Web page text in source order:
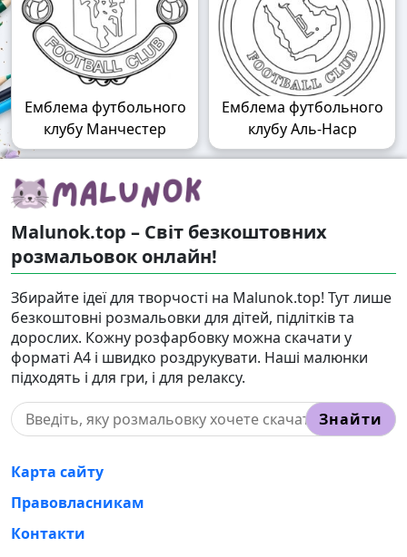
Емблема футбольного
клубу Манчестер
Емблема футбольного
клубу Аль-Наср
Malunok.top – Світ безкоштовних
розмальовок онлайн!
Збирайте ідеї для творчості на Malunok.top! Тут лише
безкоштовні розмальовки для дітей, підлітків та
дорослих. Кожну розфарбовку можна скачати у
форматі А4 і швидко роздрукувати. Наші малюнки
підходять і для гри, і для релаксу.
Знайти
Карта сайту
Правовласникам
Контакти